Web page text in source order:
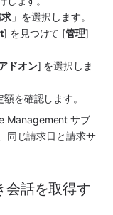
」を選択します。
] を見つけて [管理]
ドオン] を選択しま
を確認します。
Management サブ
同じ請求日と請求サ
会話を取得す